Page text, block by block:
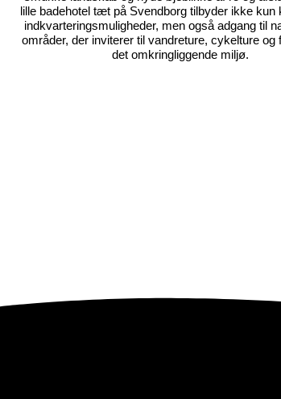
lille badehotel tæt på Svendborg tilbyder ikke kun
indkvarteringsmuligheder, men også adgang til
områder, der inviterer til vandreture, cykelture og
det omkringliggende miljø.